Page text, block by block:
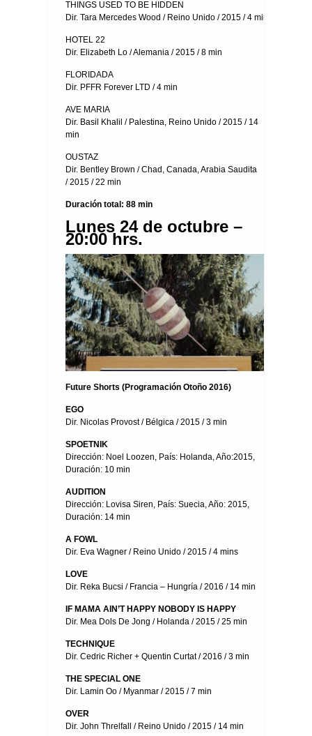
THINGS USED TO BE HIDDEN
Dir. Tara Mercedes Wood / Reino Unido / 2015 / 4 min
HOTEL 22
Dir. Elizabeth Lo / Alemania / 2015 / 8 min
FLORIDADA
Dir. PFFR Forever LTD / 4 min
AVE MARIA
Dir. Basil Khalil / Palestina, Reino Unido / 2015 / 14
min
OUSTAZ
Dir. Bentley Brown / Chad, Canada, Arabia Saudita
/ 2015 / 22 min
Duración total: 88 min
Lunes 24 de octubre –
20:00 hrs.
Future Shorts (Programación Otoño 2016)
EGO
Dir. Nicolas Provost / Bélgica / 2015 / 3 min
SPOETNIK
Dirección: Noel Loozen, País: Holanda, Año:2015,
Duración: 10 min
AUDITION
Dirección: Lovisa Siren, País: Suecia, Año: 2015,
Duración: 14 min
A FOWL
Dir. Eva Wagner / Reino Unido / 2015 / 4 mins
LOVE
Dir. Reka Bucsi / Francia – Hungría / 2016 / 14 min
IF MAMA AIN’T HAPPY NOBODY IS HAPPY
Dir. Mea Dols De Jong / Holanda / 2015 / 25 min
TECHNIQUE
Dir. Cedric Richer + Quentin Curtat / 2016 / 3 min
THE SPECIAL ONE
Dir. Lamin Oo / Myanmar / 2015 / 7 min
OVER
Dir. John Threlfall / Reino Unido / 2015 / 14 min